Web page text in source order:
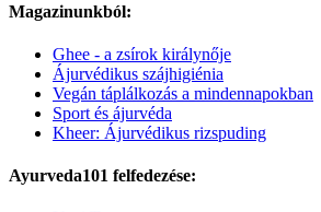
Magazinunkból:
Ghee - a zsírok királynője
Ájurvédikus szájhigiénia
Vegán táplálkozás a mindennapokban
Sport és ájurvéda
Kheer: Ájurvédikus rizspuding
Ayurveda101 felfedezése: